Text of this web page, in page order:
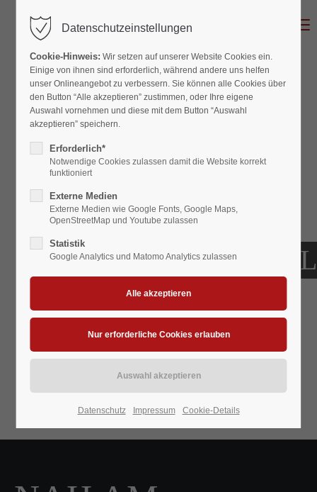
GEFLÜGEL
Datenschutzeinstellungen
Cookie-Hinweis: Wir setzen auf unserer Website Cookies ein.
Einige von ihnen sind erforderlich, während andere uns helfen
unser Onlineangebot zu verbessern. Sie können alle Cookies über
den Button “Alle akzeptieren” zustimmen, oder Ihre eigene
Auswahl vornehmen und diese mit dem Button “Auswahl
akzeptieren” speichern.
Erforderlich*
Notwendige Cookies zulassen damit die Website korrekt
funktioniert
Externe Medien
Externe Medien wie Google Fonts, Google Maps,
OpenStreetMap und Youtube zulassen
Statistik
Google Analytics und Matomo Analytics zulassen
Datenschutz Impressum Cookie-Details